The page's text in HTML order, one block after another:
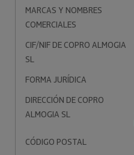
MARCAS Y NOMBRES
COMERCIALES
CIF/NIF DE COPRO ALMOGIA
SL
FORMA JURÍDICA
DIRECCIÓN DE COPRO
ALMOGIA SL
CÓDIGO POSTAL